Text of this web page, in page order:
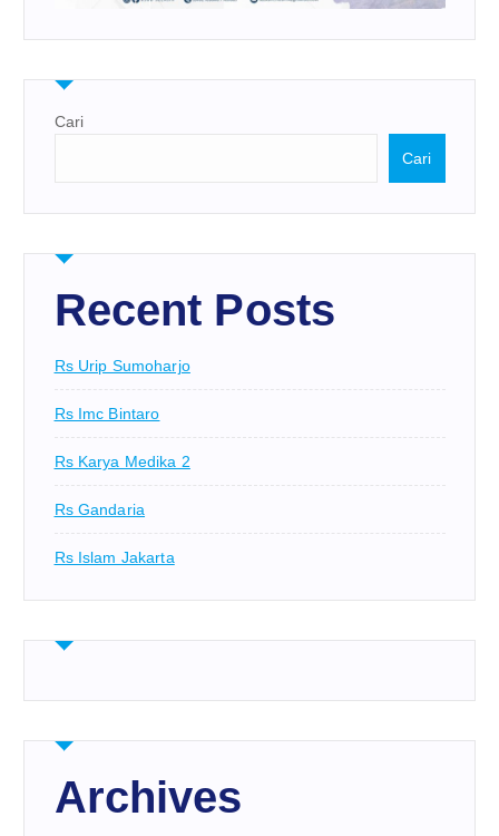
Cari
Cari
Recent Posts
Rs Urip Sumoharjo
Rs Imc Bintaro
Rs Karya Medika 2
Rs Gandaria
Rs Islam Jakarta
Archives